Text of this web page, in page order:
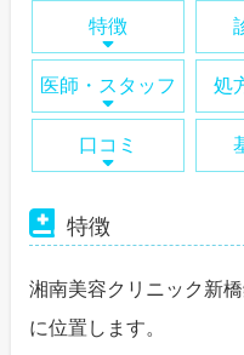
特徴
医師・スタッフ 処
口コミ
特徴
湘南美容クリニック新
に位置します。